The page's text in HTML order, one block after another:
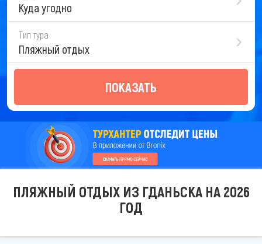
Куда угодно
Тип тура
Пляжный отдых
ПОКАЗАТЬ
ПЛЯЖНЫЙ ОТДЫХ ИЗ ГДАНЬСКА НА 2026
ГОД